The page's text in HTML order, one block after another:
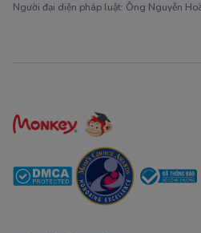
Người đại diện pháp luật: Ông Nguyễn